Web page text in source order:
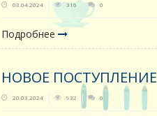
03.04.2024 316 0
Подробнее
НОВОЕ ПОСТУПЛЕНИЕ
20.03.2024 932 0